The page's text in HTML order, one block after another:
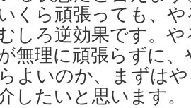
くら頑張っても、
しろ逆効果です。
無理に頑張らずに
よいのか、まずは
したいと思います。